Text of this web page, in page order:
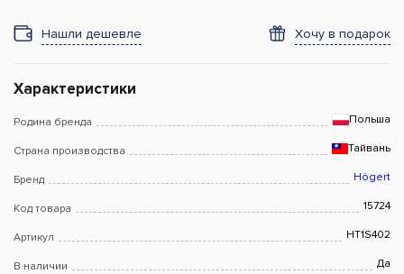
Нашли дешевле Хочу в подарок
Характеристики
Родина бренда Польша
Страна производства Тайвань
Бренд Högert
Код товара 15724
Артикул HT1S402
В наличии Да